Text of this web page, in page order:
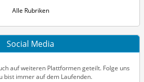
Alle Rubriken
Social Media
auf weiteren Plattformen geteilt. Folge uns
bist immer auf dem Laufenden.